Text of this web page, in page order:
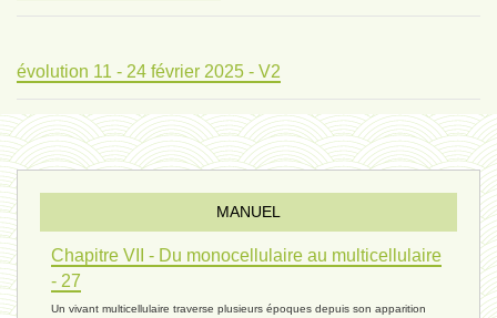
évolution 11 - 24 février 2025 - V2
évolution 10 - 4 février 2025
réconciliations 04 - 26 janvier
MANUEL
Chapitre VII - Du monocellulaire au multicellulaire
- 27
Un vivant multicellulaire traverse plusieurs époques depuis son apparition